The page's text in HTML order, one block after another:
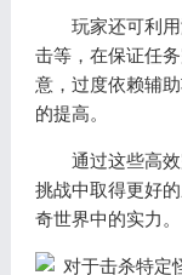
玩家还可利用
击等，在保证任
意，过度依赖辅
的提高。
通过这些高效
挑战中取得更好
奇世界中的实力。